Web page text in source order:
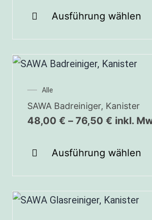
Ausführung wählen
Alle
SAWA Badreiniger, Kanister
48,00 € – 76,50 € inkl.
Ausführung wählen